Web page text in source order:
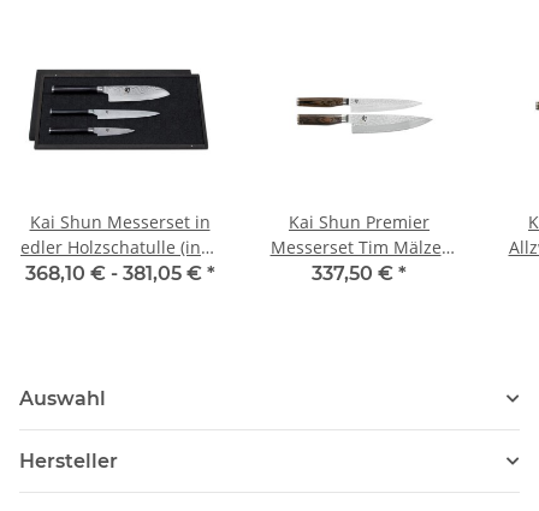
Kai Shun Messerset in
edler Holzschatulle (inkl.
DM-0700 + DM-0701 +
368,10 € - 381,05 € *
Kai Shun Premier
Messerset Tim Mälzer
Edition
337,50 € *
Auswahl
Hersteller